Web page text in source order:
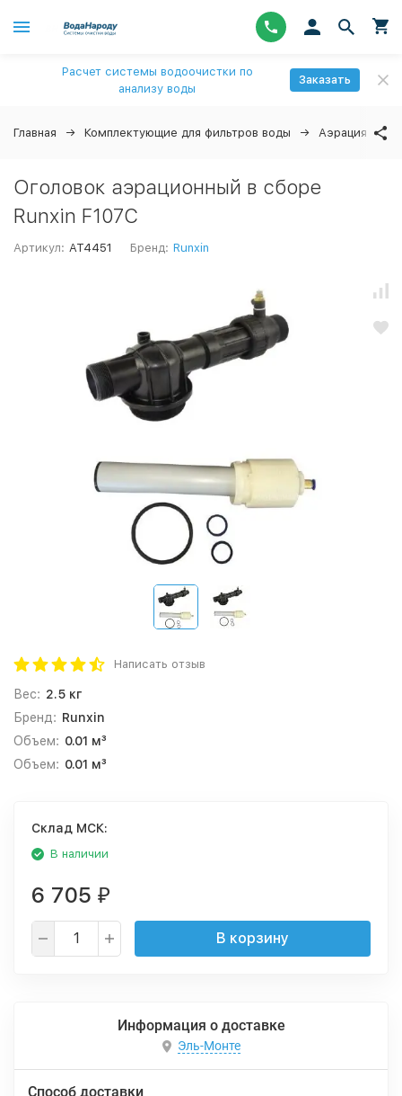
Расчет системы водоочистки по
анализу воды
Заказать
Главная Комплектующие для фильтров воды Аэрация
Оголовок аэрационный в сборе
Runxin F107C
Артикул: AT4451 Бренд: Runxin
Написать отзыв
Вес: 2.5 кг
Бренд: Runxin
Объем: 0.01 м³
Объем: 0.01 м³
Cклад МСК:
В наличии
6 705 ₽
В корзину
Информация о доставке
Эль-Монте
Способ доставки